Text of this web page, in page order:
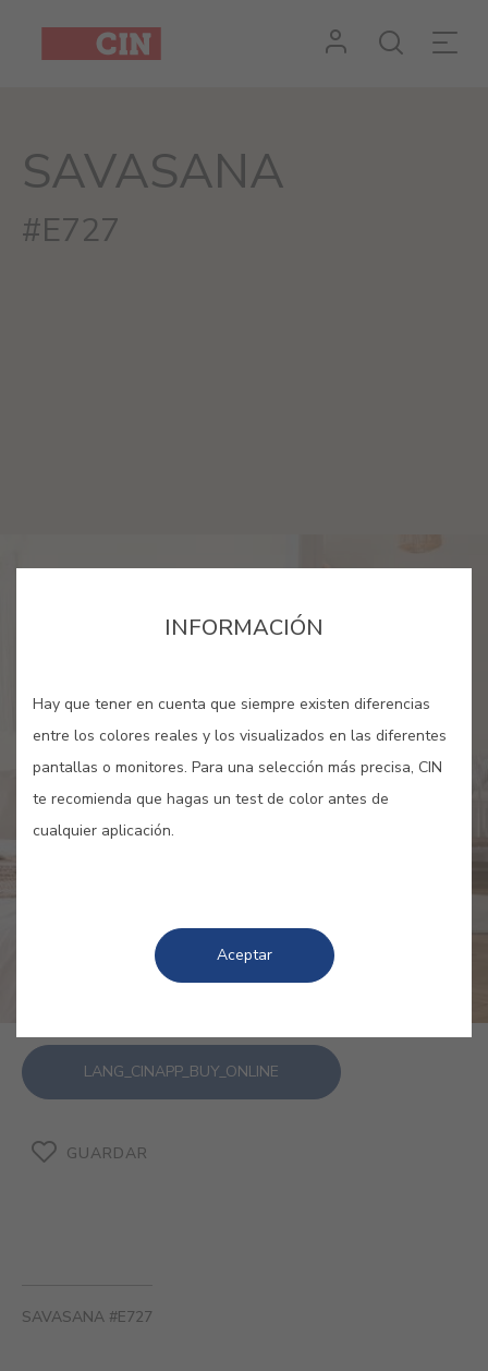
SAVASANA
#E727
LANG_CINAPP_BUY_ONLINE
GUARDAR
SAVASANA #E727
INFORMACIÓN
Hay que tener en cuenta que siempre existen diferencias
entre los colores reales y los visualizados en las diferentes
pantallas o monitores. Para una selección más precisa, CIN
te recomienda que hagas un test de color antes de
cualquier aplicación.
Aceptar